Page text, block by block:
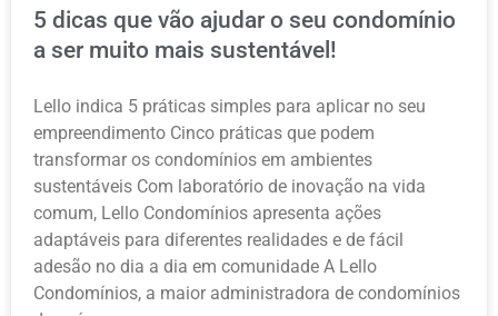
5 dicas que vão ajudar o seu condomínio
a ser muito mais sustentável!
Lello indica 5 práticas simples para aplicar no seu
empreendimento Cinco práticas que podem
transformar os condomínios em ambientes
sustentáveis Com laboratório de inovação na vida
comum, Lello Condomínios apresenta ações
adaptáveis para diferentes realidades e de fácil
adesão no dia a dia em comunidade A Lello
Condomínios, a maior administradora de condomínios